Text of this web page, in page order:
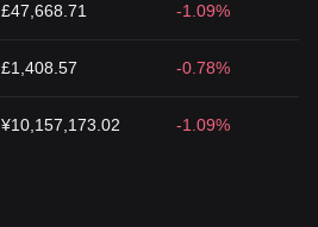
£47,668.71 -1.09%
£1,408.57 -0.78%
¥10,157,173.02 -1.09%